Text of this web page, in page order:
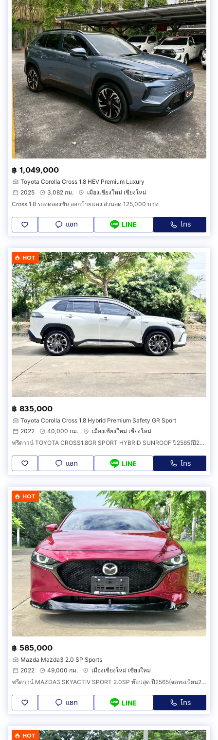
฿ 1,049,000
Toyota Corolla Cross 1.8 HEV Premium Luxury
2025
3,082 กม.
เมืองเชียงใหม่ เชียงใหม่
Cross 1.8 รถทดลองขับ ออกป้ายแดง ส่วนลด 125,000 บาท
แชท LINE โทร
HOT
฿ 835,000
Toyota Corolla Cross 1.8 Hybrid Premium Safety GR Sport
2022
40,000 กม.
เมืองเชียงใหม่ เชียงใหม่
ฟรีดาวน์ TOYOTA CROSS1.8GR SPORT HYBRID SUNROOF ปี2565(ปี2022) มือเดียวออกศูนย์โตโยต้า วิ่งน้อยเพียง 40,000 กม.สีขาว-ดำ.
แชท LINE โทร
HOT
฿ 585,000
Mazda Mazda3 2.0 SP Sports
2022
49,000 กม.
เมืองเชียงใหม่ เชียงใหม่
ฟรีดาวน์ MAZDA3 SKYACTIV SPORT 2.0SP ท๊อปสุด ปี2565(จดทะเบียน2022) วิ่งน้อยเพียง49,000กม. รถเจ้าเดียวใช้เชียงใหม่ รถสวยมาก สีแดง.
แชท LINE โทร
HOT